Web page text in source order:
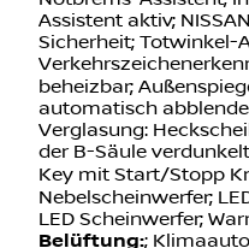
Assistent aktiv;
Sicherheit; Totwinkel-
beheizbar;
automatisch
Verglasung:
der B-Säule
Key mit Start/Stopp
Nebelscheinwerfer;
LED Scheinwerfer;
Belüftung:;